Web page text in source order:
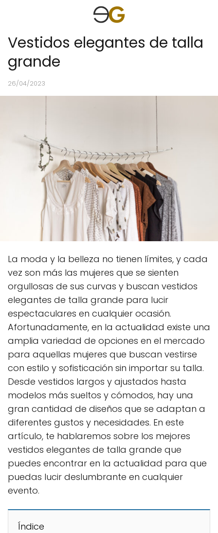
Vestidos elegantes de talla
grande
26/04/2023
La moda y la belleza no tienen límites, y cada
vez son más las mujeres que se sienten
orgullosas de sus curvas y buscan vestidos
elegantes de talla grande para lucir
espectaculares en cualquier ocasión.
Afortunadamente, en la actualidad existe una
amplia variedad de opciones en el mercado
para aquellas mujeres que buscan vestirse
con estilo y sofisticación sin importar su talla.
Desde vestidos largos y ajustados hasta
modelos más sueltos y cómodos, hay una
gran cantidad de diseños que se adaptan a
diferentes gustos y necesidades. En este
artículo, te hablaremos sobre los mejores
vestidos elegantes de talla grande que
puedes encontrar en la actualidad para que
puedas lucir deslumbrante en cualquier
evento.
Índice